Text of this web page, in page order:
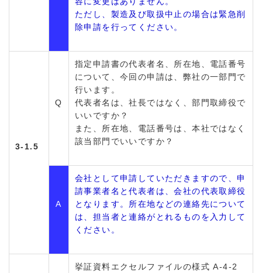
ただし、製造及び取扱中止の場合は緊急削
除申請を行ってください。
3-1.5
Q
指定申請書の代表者名、所在地、電話番号
について、今回の申請は、弊社の一部門で
行います。
代表者名は、社長ではなく、部門取締役で
いいですか？
また、所在地、電話番号は、本社ではなく
該当部門でいいですか？
A
会社として申請していただきますので、申
請事業者名と代表者は、会社の代表取締役
となります。所在地などの連絡先について
は、担当者と連絡がとれるものを入力して
ください。
挙証資料エクセルファイルの様式 A-4-2